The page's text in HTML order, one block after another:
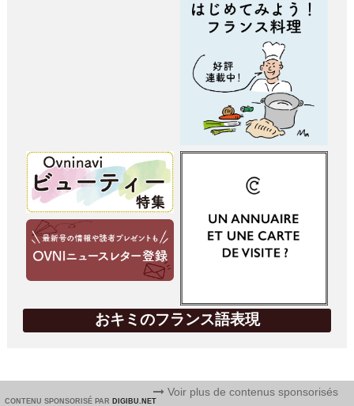
おキミのフランス語表現
CONTENU SPONSORISÉ PAR DIGIBU.NET
Voir plus de contenus sponsorisés